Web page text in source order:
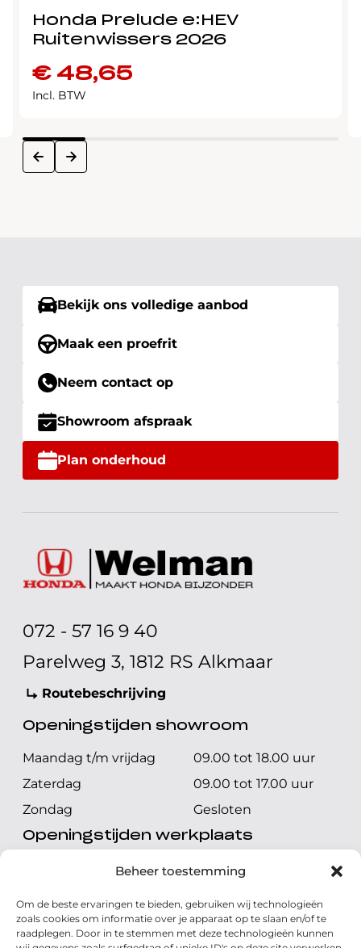
Beheer toestemming
Om de beste ervaringen te bieden, gebruiken wij technologieën
zoals cookies om informatie over je apparaat op te slaan en/of te
raadplegen. Door in te stemmen met deze technologieën kunnen
Honda Prelude e:HEV
Ruitenwissers 2026
€48,65
Incl. BTW
prev next
Bekijk ons volledige aanbod
Maak een proefrit
Neem contact op
Showroom afspraak
Plan onderhoud
072 - 57 16 9 40
Parelweg 3, 1812 RS Alkmaar
Routebeschrijving
Openingstijden showroom
Maandag t/m vrijdag
09.00 tot 18.00 uur
Zaterdag
09.00 tot 17.00 uur
Zondag
Gesloten
Openingstijden werkplaats
Maandag t/m vrijdag
08.00 tot 17.00 uur
Zondag
Gesloten